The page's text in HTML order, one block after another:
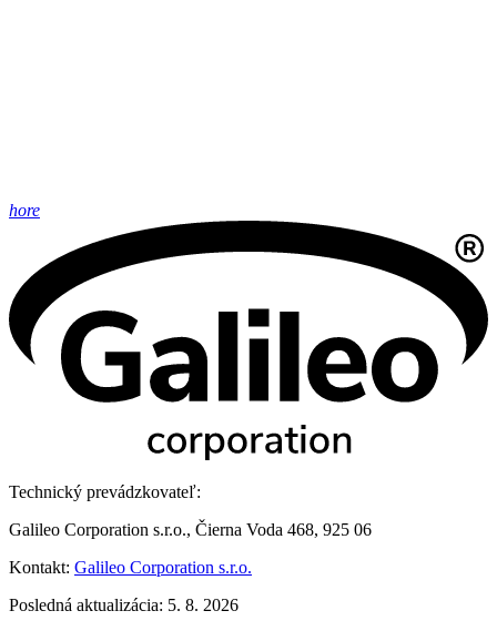
hore
Technický prevádzkovateľ:
Galileo Corporation s.r.o., Čierna Voda 468, 925 06
Kontakt: Galileo Corporation s.r.o.
Posledná aktualizácia: 5. 8. 2026